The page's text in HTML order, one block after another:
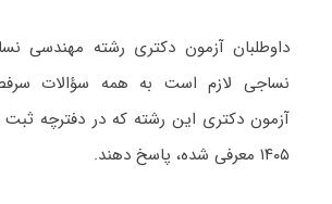
داوطلبان آزمون دکتری رشته مهندسی
نساجی لازم است به همه سؤالات
آزمون دکتری این رشته که در دفترچه‌ ثبت
۱۴۰۵ معرفی شده، پاسخ دهند.